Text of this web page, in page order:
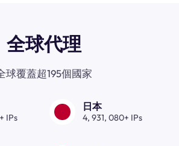
全球代理
球覆蓋超195個國家
IPs
日本
4, 931, 080+ IPs